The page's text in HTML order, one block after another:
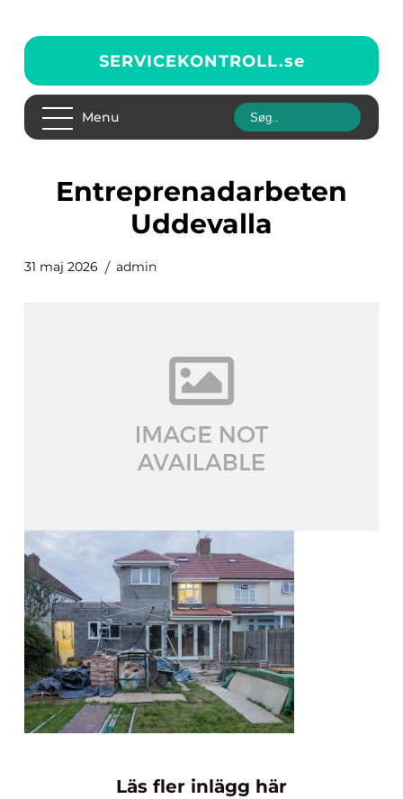
SERVICEKONTROLL.se
Menu
entreprenadarbeten
Uddevalla
31 maj 2026 admin
Läs fler inlägg här